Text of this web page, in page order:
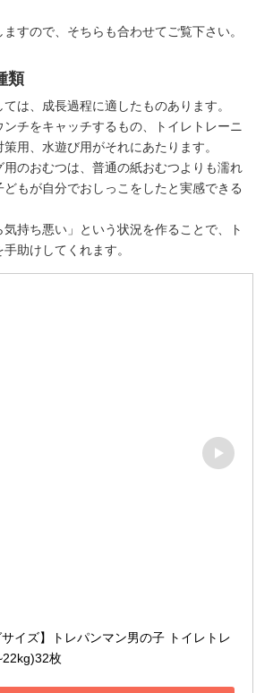
すので、そちらも合わせてご覧下さい。
類
は、成長過程に適したものあります。
ンチをキャッチするもの、トイレトレーニ
用、水遊び用がそれにあたります。
用のおむつは、普通の紙おむつよりも濡れ
もが自分でおしっこをしたと実感できる
気持ち悪い」という状況を作ることで、ト
助けしてくれます。
サイズ】トレパンマン男の子 トイレトレ
枚